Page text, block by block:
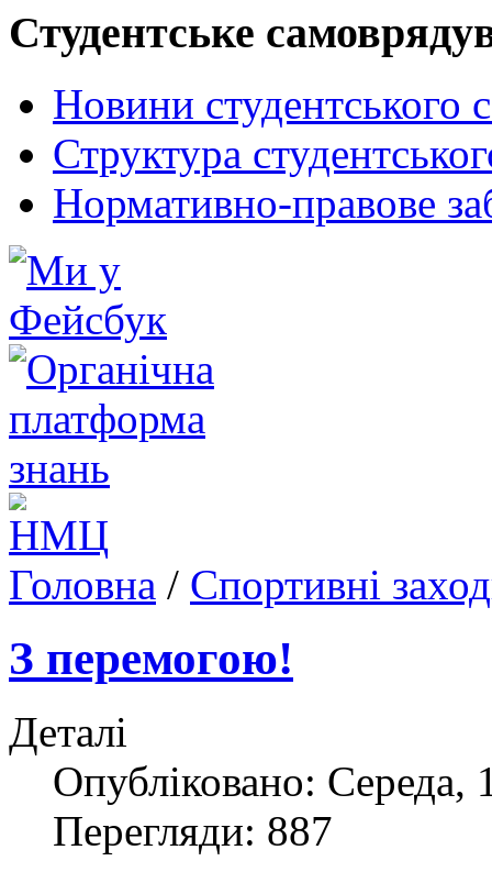
Студентське
Новини студентського
Структура
Нормативно-правове
Головна / Спортивні
З перемогою!
Деталі
Опубліковано: Середа,
Перегляди: 887